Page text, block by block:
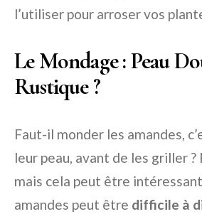
l’utiliser pour arroser vos
Le Mondage : Peau
Rustique ?
Faut-il monder les amandes,
leur peau, avant de les griller
mais cela peut être
amandes peut être difficile à